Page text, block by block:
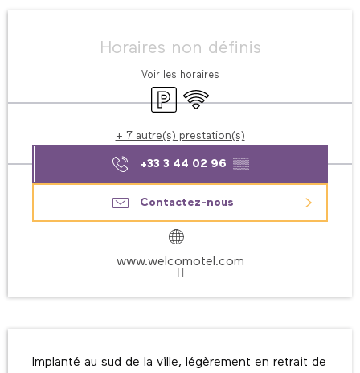
Horaires non définis
Voir les horaires
ParkingWiFi
+ 7 autre(s) prestation(s)
+33 3 44 02 96 ▒▒
Contactez-nous
www.welcomotel.com
Implanté au sud de la ville, légèrement en retrait de